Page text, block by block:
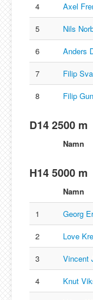
4
Axel
5
Nils
6
Anders
7
Filip
8
Filip
D14 2500 m
Namn
H14 5000 m
Namn
1
Georg
2
Love
3
Vincent
4
Knut